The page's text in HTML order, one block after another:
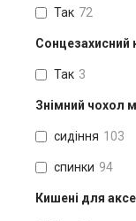
Так 72
Сонцезахисний
Так 3
Знімний чохол
сидіння 103
спинки 94
Кишені для